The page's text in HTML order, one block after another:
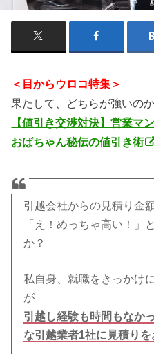
＜目からウロコ特集＞
果たして、どちらが強いの
【値引き交渉対決】営業マ
おばちゃん秘伝の値引き術
引越会社からの見積り金
「え！めっちゃ高い！」
か？
私自身、就職をきっかけ
が
引越し経験も時間もなか
な引越業者1社に見積りを